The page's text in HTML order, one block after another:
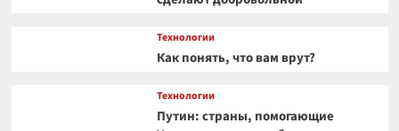
Технологии
Как понять, что вам врут?
Технологии
Путин: страны, помогающие